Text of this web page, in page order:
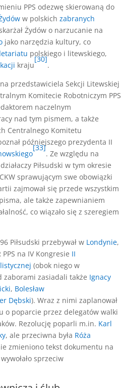
PPS odezwę skierowaną do
w polskich zabranych
Żydów o narzucanie na
jako narzędzia kultury, co
polskiego i litewskiego,
kraju
[30]
.
przedstawiciela Sekcji Litewskiej
Komitecie Robotniczym PPS
naczelnym
nad tym pismem, a także
Centralnego Komitetu
późniejszego prezydenta II
[33]
. Ze względu na
Piłsudski w tym okresie
sprawującym swe obowiązki
zajmował się przede wszystkim
ale także zapewnianiem
co wiązało się z szeregiem
Piłsudski przebywał w Londynie,
na IV Kongresie II
(obok niego w
zaborami zasiadali także Ignacy
, Bolesław
Dębski). Wraz z nimi zaplanował
o poparcie przez delegatów walki
Rezolucję poparli m.in. Karl
, ale przeciwna była Róża
zmieniono tekst dokumentu na
sprzeciw